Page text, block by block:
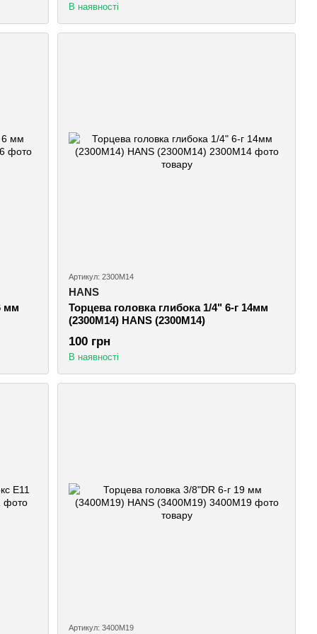
В наявності
мм
Артикул: 2300M14
HANS
Торцева головка глибока 1/4" 6-г 14мм
(2300M14) HANS (2300M14)
100 грн
В наявності
Артикул: 3400M19